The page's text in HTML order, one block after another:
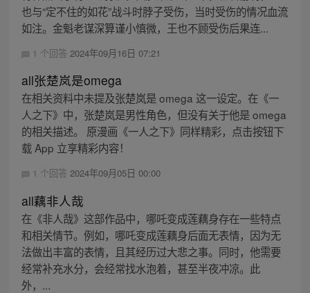
也与“定不住的如花”战斗时脖子受伤，当时受伤的情况血流
如注。金魁老谋深算谨小慎微，王也不顾受伤后果连...
1 个回答 2024年09月16日 07:21
all张楚岚是omega
在相关资料中未提及张楚岚是 omega 这一设定。在《一
人之下》中，张楚岚是男性角色，但没有关于他是 omega
的相关描述。 原漫画《一人之下》同样精彩，点击按钮下
载 App 立享精彩内容！
1 个回答 2024年09月05日 00:00
all藕非人哉
在《非人哉》这部作品中，哪吒变成莲藕身存在一些特点
和相关情节。例如，哪吒变成莲藕身后面无表情，因为无
法做出丰富的表情，且其经历过大悲之事。同时，他需要
经常补充水分，会经常找水泡着，甚至半夜冲凉。此
外，...